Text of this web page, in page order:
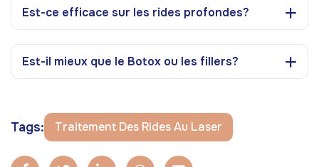
Est-ce efficace sur les rides profondes?
Est-il mieux que le Botox ou les fillers?
Tags: Traitement Des Rides Au Laser